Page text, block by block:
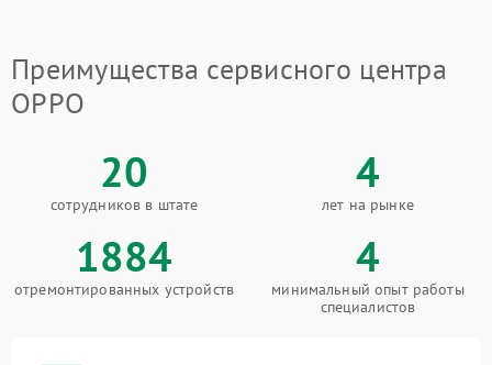
Преимущества сервисного центра
OPPO
20
сотрудников в штате
4
лет на рынке
1884
отремонтированных устройств
4
минимальный опыт работы
специалистов